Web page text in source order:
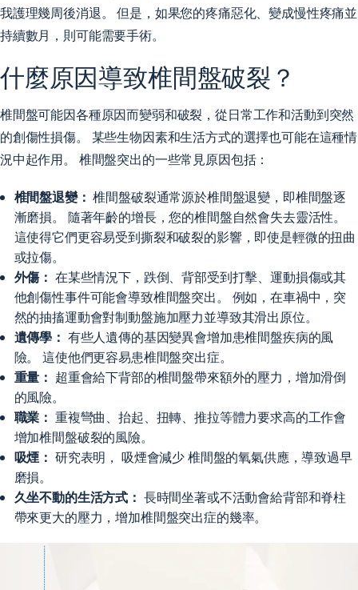
我護理幾周後消退。 但是，如果您的疼痛惡化、變成慢性疼痛並
持續數月，則可能需要手術。
什麼原因導致椎間盤破裂？
椎間盤可能因各種原因而變弱和破裂，從日常工作和活動到突然
的創傷性損傷。 某些生物因素和生活方式的選擇也可能在這種情
況中起作用。 椎間盤突出的一些常見原因包括：
椎間盤退變：椎間盤破裂通常源於椎間盤退變，即椎間盤逐
漸磨損。 隨著年齡的增長，您的椎間盤自然會失去靈活性。
這使得它們更容易受到撕裂和破裂的影響，即使是輕微的扭曲
或拉傷。
外傷： 在某些情況下，跌倒、背部受到打擊、運動損傷或其
他創傷性事件可能會導致椎間盤突出。 例如，在車禍中，突
然的抽搐運動會對制動盤施加壓力並導致其滑出原位。
遺傳學： 有些人遺傳的基因變異會增加患椎間盤疾病的風
險。 這使他們更容易患椎間盤突出症。
重量： 超重會給下背部的椎間盤帶來額外的壓力，增加滑倒
的風險。
職業： 重複彎曲、抬起、扭轉、推拉等體力要求高的工作會
增加椎間盤破裂的風險。
吸煙： 研究表明， 吸煙會減少椎間盤的氧氣供應，導致過早
磨損。
久坐不動的生活方式： 長時間坐著或不活動會給背部和脊柱
帶來更大的壓力，增加椎間盤突出症的幾率。